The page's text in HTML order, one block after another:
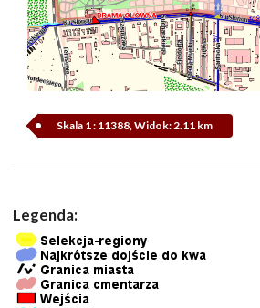
Skala 1 : 11388, Widok: 2.11 km
Legenda: